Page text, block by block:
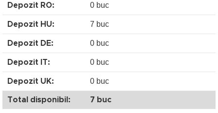
Depozit RO: 0 buc
Depozit HU: 7 buc
Depozit DE: 0 buc
Depozit IT: 0 buc
Depozit UK: 0 buc
Total disponibil: 7 buc